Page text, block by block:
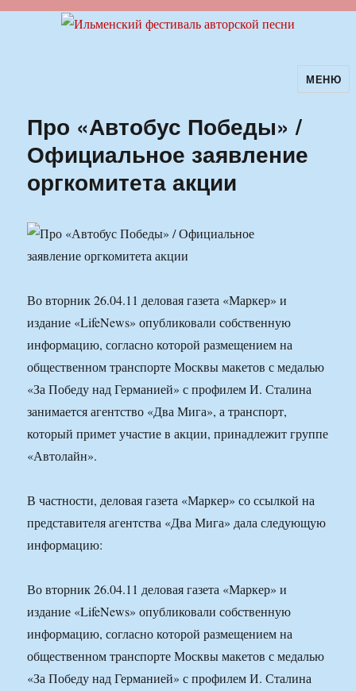
Ильменский фестиваль авторскойМЕНЮ
Про «Автобус Победы» /
Официальное заявление
оргкомитета акции
Во вторник 26.04.11 деловая газета «Маркер» и
издание «LifeNews» опубликовали собственную
информацию, согласно которой размещением на
общественном транспорте Москвы макетов с медалью
«За Победу над Германией» с профилем И. Сталина
занимается агентство «Два Мига», а транспорт,
который примет участие в акции, принадлежит группе
«Автолайн».
В частности, деловая газета «Маркер» со ссылкой на
представителя агентства «Два Мига» дала следующую
информацию:
Во вторник 26.04.11 деловая газета «Маркер» и
издание «LifeNews» опубликовали собственную
информацию, согласно которой размещением на
общественном транспорте Москвы макетов с медалью
«За Победу над Германией» с профилем И. Сталина